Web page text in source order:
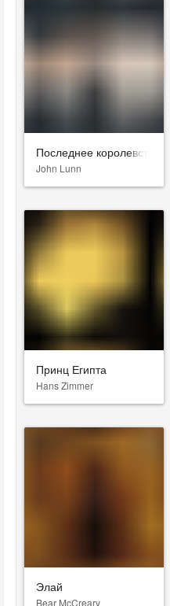
Последнее королевство
John Lunn
Принц Египта
Hans Zimmer
Элай
Bear McCreary